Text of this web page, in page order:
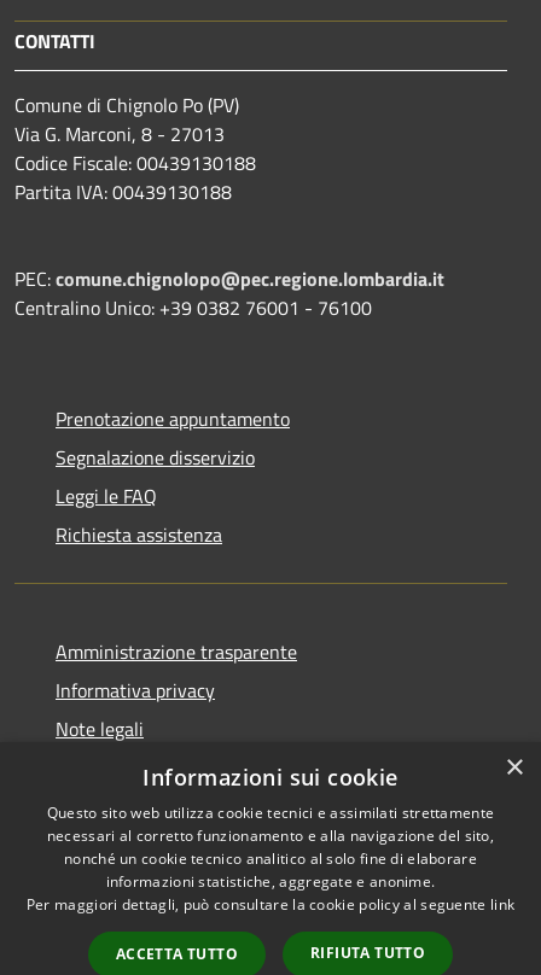
CONTATTI
Comune di Chignolo Po (PV)
Via G. Marconi, 8 - 27013
Codice Fiscale: 00439130188
Partita IVA: 00439130188
PEC:comune.chignolopo@pec.regione.lombardia.it
Centralino Unico: +39 0382 76001 - 76100
Prenotazione appuntamento
Segnalazione disservizio
Leggi le FAQ
Richiesta assistenza
Amministrazione trasparente
Informativa privacy
Note legali
Dichiarazione di accessibilità
Accessibilità
Copyright © 2026 • Comune di
Chignolo Po • Powered by
Municipium•
Accesso
×
Informazioni sui cookie
Questo sito web utilizza cookie tecnici e assimilati strettamente
necessari al corretto funzionamento e alla navigazione del sito,
nonché un cookie tecnico analitico al solo fine di elaborare
informazioni statistiche, aggregate e anonime.
Per maggiori dettagli, può consultare la cookie policy al seguente link
ACCETTA TUTTO RIFIUTA TUTTO